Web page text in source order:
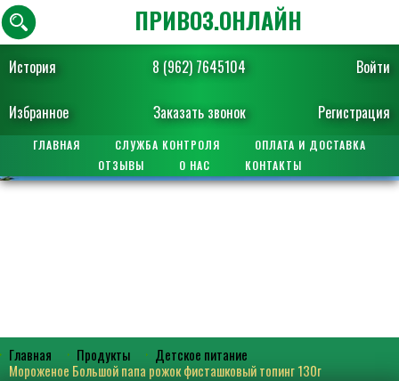
История 8 (962) 7645104 Войти
Избранное Заказать звонок Регистрация
ПРИВОЗ.ОНЛАЙН
ГЛАВНАЯ СЛУЖБА КОНТРОЛЯ
ОПЛАТА И ДОСТАВКА
ОТЗЫВЫ
О НАС КОНТАКТЫ
Главная Продукты
Детское питание
Мороженое Большой папа рожок фисташковый топинг 130г